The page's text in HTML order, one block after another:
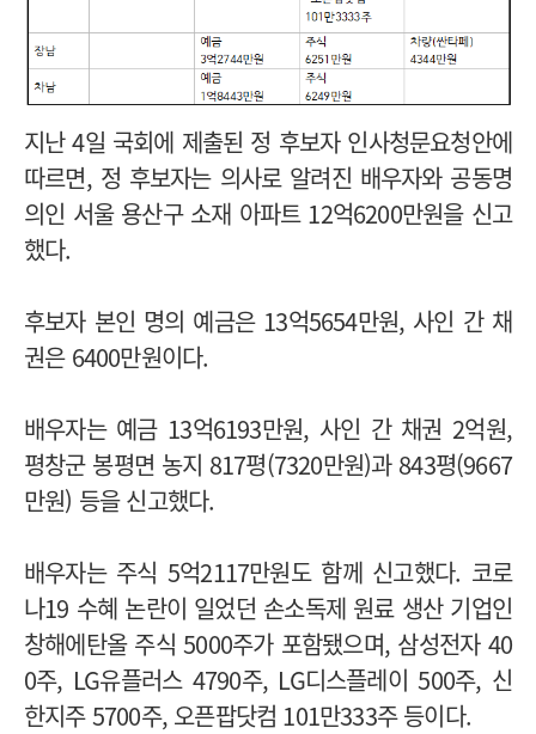
지난 4일 국회에 제출된 정 후보자 인사청문요청안에
따르면, 정 후보자는 의사로 알려진 배우자와 공동명
의인 서울 용산구 소재 아파트 12억6200만원을 신고
했다.
후보자 본인 명의 예금은 13억5654만원, 사인 간 채
권은 6400만원이다.
배우자는 예금 13억6193만원, 사인 간 채권 2억원,
평창군 봉평면 농지 817평(7320만원)과 843평(9667
만원) 등을 신고했다.
배우자는 주식 5억2117만원도 함께 신고했다. 코로
나19 수혜 논란이 일었던 손소독제 원료 생산 기업인
창해에탄올 주식 5000주가 포함됐으며, 삼성전자 40
0주, LG유플러스 4790주, LG디스플레이 500주, 신
한지주 5700주, 오픈팝닷컴 101만333주 등이다.